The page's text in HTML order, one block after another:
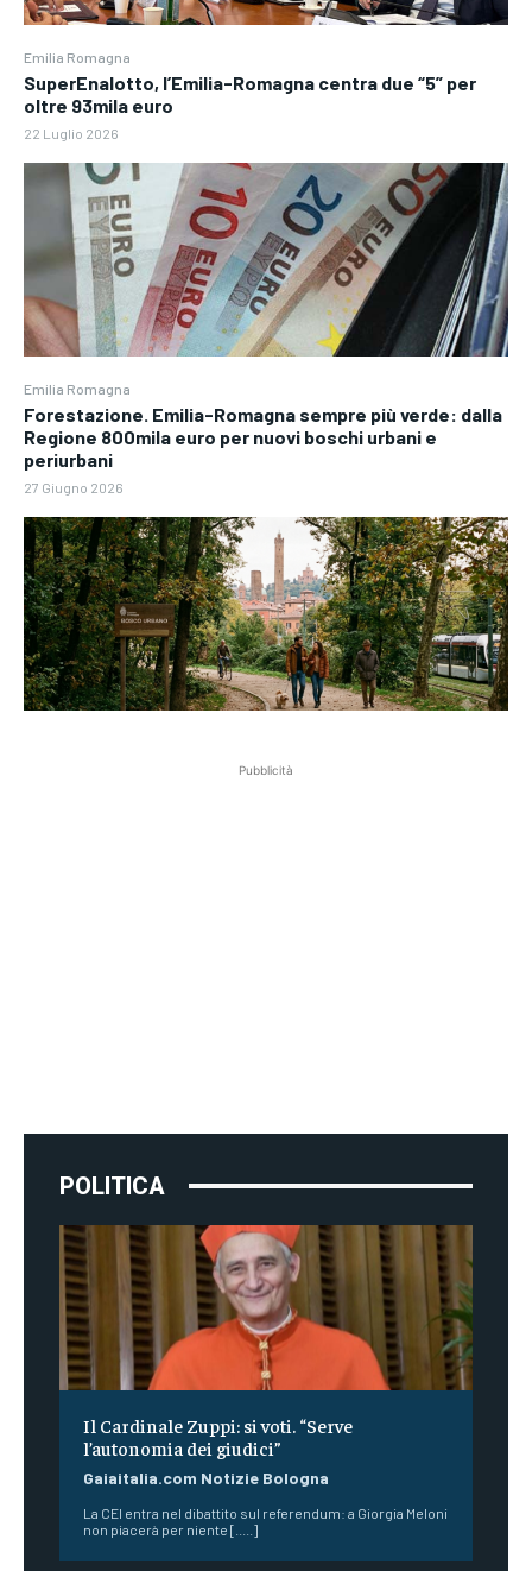
Emilia Romagna
SuperEnalotto, l’Emilia-Romagna centra due “5” per
oltre 93mila euro
22 Luglio 2026
Emilia Romagna
Forestazione. Emilia-Romagna sempre più verde: dalla
Regione 800mila euro per nuovi boschi urbani e
periurbani
27 Giugno 2026
Pubblicità
POLITICA
Il Cardinale Zuppi: si voti. “Serve
l’autonomia dei giudici”
Gaiaitalia.com Notizie Bologna
La CEI entra nel dibattito sul referendum: a Giorgia Meloni
non piacerà per niente [.....]